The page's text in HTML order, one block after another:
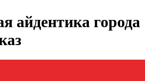
айдентика города